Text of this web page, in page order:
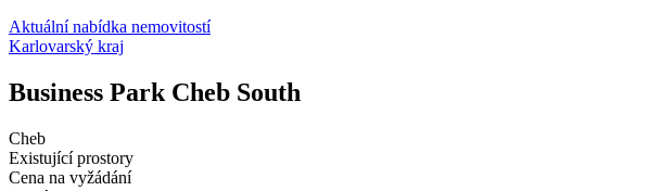
Aktuální nabídka nemovitostí
Karlovarský kraj
Business Park Cheb South
Cheb
Existující prostory
Cena na vyžádání